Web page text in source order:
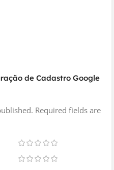
de Cadastro Google
Required fields are